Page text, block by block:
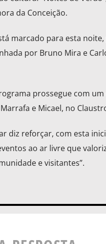
da Conceição.
marcado para esta
por Bruno Mira e
prossegue com
e Micael, no
diz reforçar, com esta
ao ar livre que
e visitantes”.